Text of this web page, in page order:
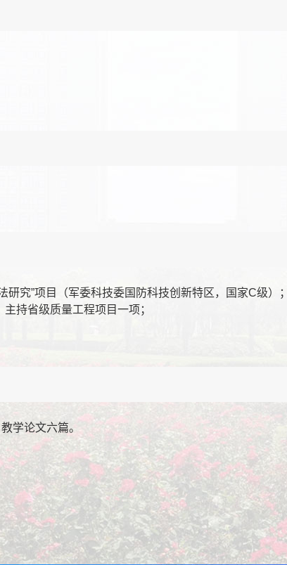
究”项目（军委科技委国防科技创新特区，国家C级）；
持省级质量工程项目一项；
学论文六篇。